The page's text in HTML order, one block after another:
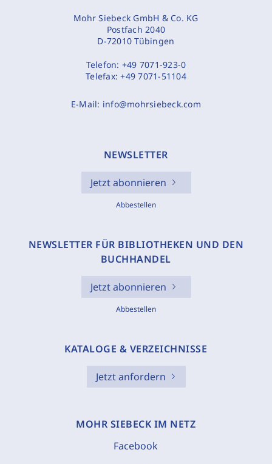
Mohr Siebeck GmbH & Co. KG
Postfach 2040
D-72010 Tübingen
Telefon: +49 7071-923-0
Telefax:+49 7071-51104
E-Mail: info@mohrsiebeck.com
NEWSLETTER
Jetzt abonnieren
Abbestellen
NEWSLETTER FÜR BIBLIOTHEKEN UND DEN
BUCHHANDEL
Jetzt abonnieren
Abbestellen
KATALOGE & VERZEICHNISSE
Jetzt anfordern
MOHR SIEBECK IM NETZ
Facebook